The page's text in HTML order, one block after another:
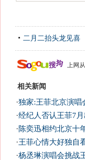
二月二抬头龙见喜
上网
相关新闻
·独家:王菲北京演唱
·经纪人否认王菲7
·陈奕迅相约北京十
·王菲心情大好独自
·杨丞琳演唱会挑战